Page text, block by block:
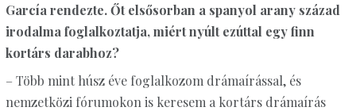
García rendezte. Őt elsősorban a spanyol arany század
irodalma foglalkoztatja, miért nyúlt ezúttal egy finn
kortárs darabhoz?
– Több mint húsz éve foglalkozom drámaírással, és
nemzetközi fórumokon is keresem a kortárs drámaírás